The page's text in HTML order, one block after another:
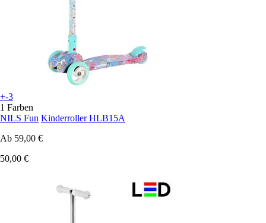
+-3
1 Farben
NILS Fun Kinderroller HLB15A
Ab 59,00 €
50,00 €